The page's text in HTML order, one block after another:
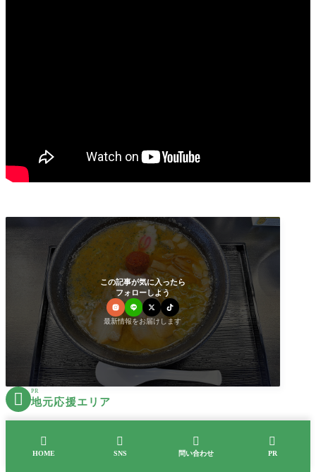
この記事が気に入ったら
フォローしよう
最新情報をお届けします
 PR
地元応援エリア

HOME

SNS

問い合わせ

PR